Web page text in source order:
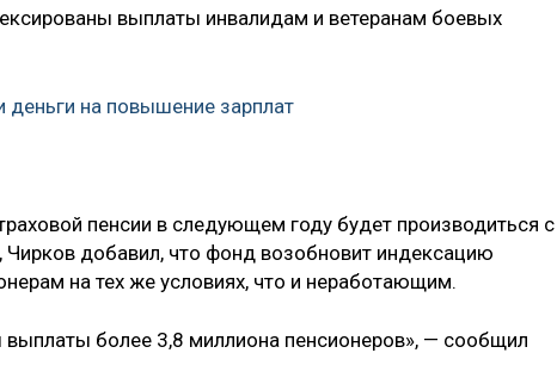
выплаты инвалидам и ветеранам боевых
на повышение зарплат
пенсии в следующем году будет производиться с
Чирков добавил, что фонд возобновит индексацию
на тех же условиях, что и неработающим.
более 3,8 миллиона пенсионеров», — сообщил